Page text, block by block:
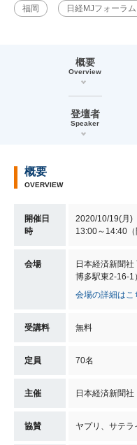
福岡 日経MJフォーラム
概要
Overview
登壇者
Speaker
概要
OVERVIEW
開催日
時
2020/10/19(月)
13:00～14:40（
会場
日本経済新聞
博多駅東2-16-1）
会場の詳細はこ
受講料 無料
定員 70名
主催 日本経済新聞社
協賛 ヤプリ、サテラ